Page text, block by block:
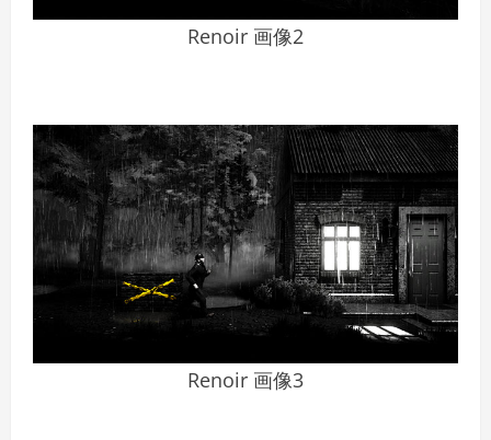
Renoir 画像2
Renoir 画像3